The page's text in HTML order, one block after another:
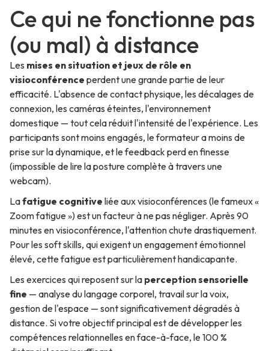
Ce qui ne fonctionne pas
(ou mal) à distance
Les mises en situation et jeux de rôle en
visioconférence perdent une grande partie de leur
efficacité. L'absence de contact physique, les décalages de
connexion, les caméras éteintes, l'environnement
domestique — tout cela réduit l'intensité de l'expérience. Les
participants sont moins engagés, le formateur a moins de
prise sur la dynamique, et le feedback perd en finesse
(impossible de lire la posture complète à travers une
webcam).
Lafatigue cognitive liée aux visioconférences (le fameux «
Zoom fatigue ») est un facteur à ne pas négliger. Après 90
minutes en visioconférence, l'attention chute drastiquement.
Pour les soft skills, qui exigent un engagement émotionnel
élevé, cette fatigue est particulièrement handicapante.
Les exercices qui reposent sur la perception sensorielle
fine — analyse du langage corporel, travail sur la voix,
gestion de l'espace — sont significativement dégradés à
distance. Si votre objectif principal est de développer les
compétences relationnelles en face-à-face, le 100 %